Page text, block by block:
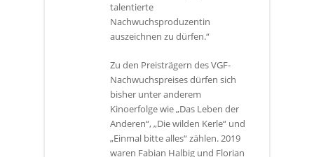
talentierte
Nachwuchsproduzentin
auszeichnen zu dürfen.“
Zu den Preisträgern des VGF-
Nachwuchspreises dürfen sich
bisher unter anderem
Kinoerfolge wie „Das Leben der
Anderen“, „Die wilden Kerle“ und
„Einmal bitte alles“ zählen. 2019
waren Fabian Halbig und Florian